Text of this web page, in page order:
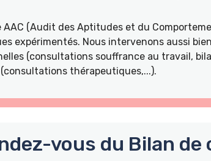
AAC (Audit des Aptitudes et du
expérimentés. Nous intervenons aussi
(consultations souffrance au travail,
thérapeutiques,...).
vous du Bilan de